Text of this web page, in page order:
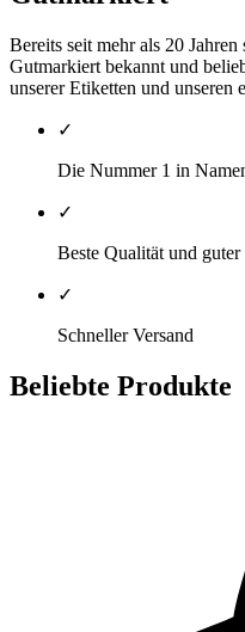
Bereits seit mehr als 20
Gutmarkiert bekannt und
unserer Etiketten und unseren
✓
Die Nummer 1 in
✓
Beste Qualität und guter
✓
Schneller Versand
Beliebte Produkte